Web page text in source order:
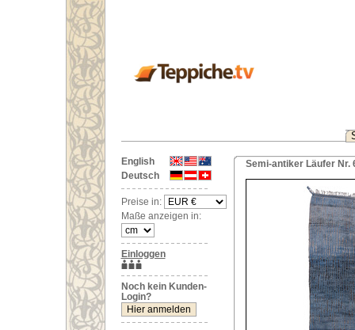
English
Deutsch
Preise in:
Maße anzeigen in:
Einloggen
Noch kein Kunden-
Login?
Semi-antiker Läufer Nr.